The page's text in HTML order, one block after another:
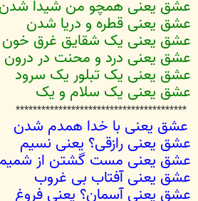
عشق یعنی همچو من شیدا شدن
عشق یعنی قطره و دریا شدن
عشق یعنی یک شقایق غرق خون
عشق یعنی درد و محنت در درون
عشق یعنی یک تبلور یک سرود
عشق یعنی یک سلام و یک
****************************************
عشق یعنی با خدا همدم شدن
عشق یعنی رازقی؟ یعنی نسیم
عشق یعنی مست گشتن از شمیم
عشق یعنی آفتاب بی غروب
عشق یعنی آسمان؟ یعنی فروغ